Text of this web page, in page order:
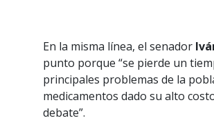
En la misma línea, el senador
punto porque “se pierde un
principales problemas de la
medicamentos dado su alto
debate”.